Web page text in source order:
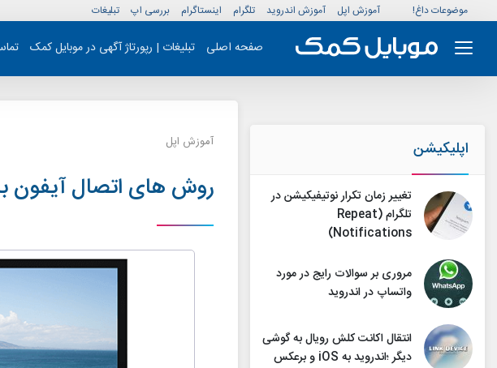
موضوعات داغ! آموزش اپل آموزش اندروید تلگرام اینستاگرام بررسی اپ تبلیغات
صفحه اصلی تبلیغات | رپورتاژ آگهی در موبایل کمک
اپلیکیشن
تغییر زمان تکرار نوتیفیکیشن در
تلگرام (Repeat
Notifications)
مروری بر سوالات رایج در مورد
واتساپ در اندروید
انتقال اکانت کلش رویال به گوشی
دیگر ؛اندروید به iOS و برعکس
آموزش اپل
روش های اتصال آیفون